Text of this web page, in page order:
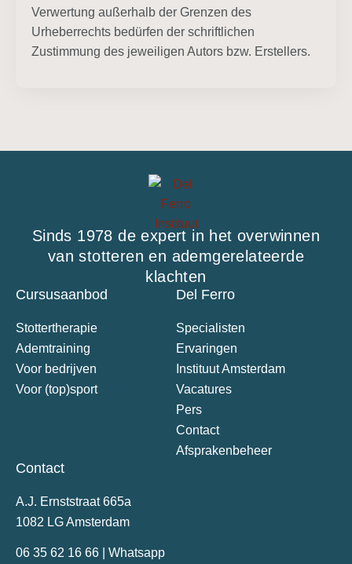
Verwertung außerhalb der Grenzen des
Urheberrechts bedürfen der schriftlichen
Zustimmung des jeweiligen Autors bzw. Erstellers.
Sinds 1978 de expert in het overwinnen
van stotteren en ademgerelateerde
klachten
Cursusaanbod
Stottertherapie
Ademtraining
Voor bedrijven
Voor (top)sport
Del Ferro
Specialisten
Ervaringen
Instituut Amsterdam
Vacatures
Pers
Contact
Afsprakenbeheer
Contact
A.J. Ernststraat 665a
1082 LG Amsterdam
06 35 62 16 66 | Whatsapp